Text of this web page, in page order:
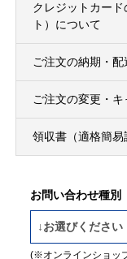
クレジットカー
ト）について
ご注文の納期・
ご注文の変更・
領収書（適格簡
お問い合わせ種別
(※オンラインショッ